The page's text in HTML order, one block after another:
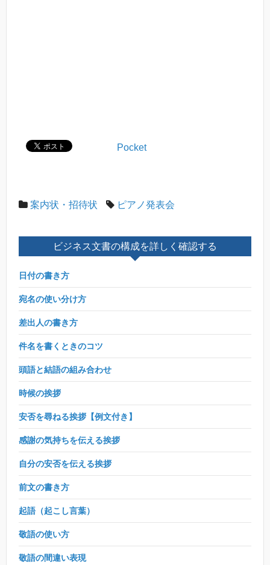
Pocket
案内状・招待状 ピアノ発表会
ビジネス文書の構成を詳しく確認する
日付の書き方
宛名の使い分け方
差出人の書き方
件名を書くときのコツ
頭語と結語の組み合わせ
時候の挨拶
安否を尋ねる挨拶【例文付き】
感謝の気持ちを伝える挨拶
自分の安否を伝える挨拶
前文の書き方
起語（起こし言葉）
敬語の使い方
敬語の間違い表現